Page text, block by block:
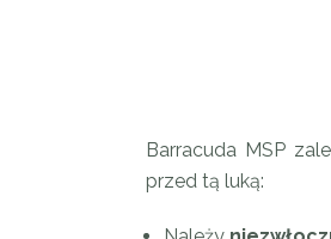
Barracuda MSP
przed tą luką: